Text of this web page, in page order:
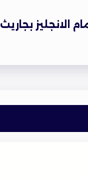
الانجليز بجاريث